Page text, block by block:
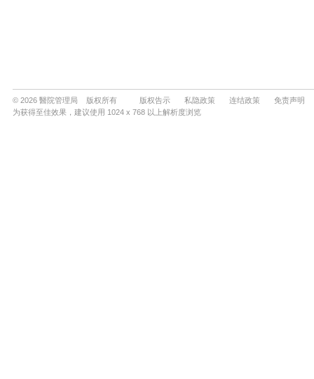
© 2026 醫院管理局 版权所有 版权告示 私隐政策 连结政策
免责声明
为获得至佳效果，建议使用 1024 x 768 以上解析度浏览